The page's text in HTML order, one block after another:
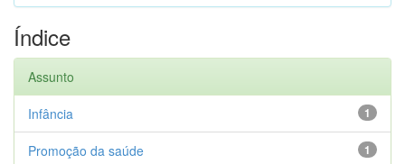
Índice
Assunto
1
Infância
1
Promoção da saúde